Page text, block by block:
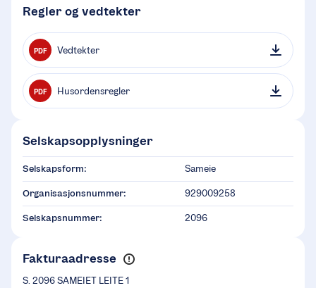
Regler og vedtekter
PDF Vedtekter
PDF Husordensregler
Selskapsopplysninger
Selskapsform: Sameie
Organisasjonsnummer: 929009258
Selskapsnummer: 2096
Fakturaadresse
S. 2096 SAMEIET LEITE 1